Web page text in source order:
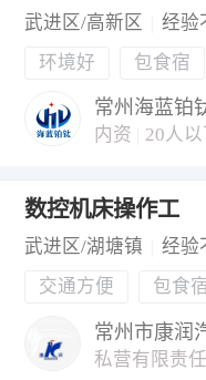
武进区/高新区
经验
环境好 包食宿
常州海蓝铂
内资 20人以
数控机床操作工
武进区/湖塘镇
经验
交通方便 包食
常州市康润
私营有限责任